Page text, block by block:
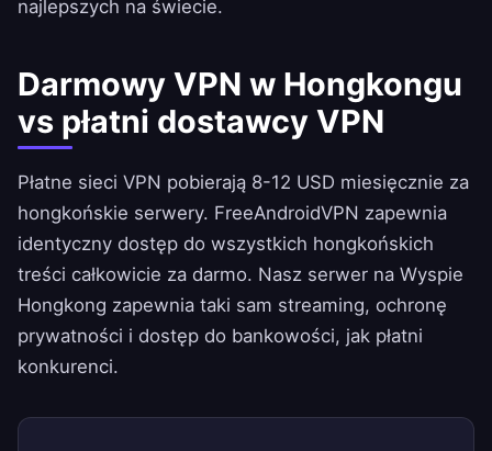
najlepszych na świecie.
Darmowy VPN w Hongkongu
vs płatni dostawcy VPN
Płatne sieci VPN pobierają 8-12 USD miesięcznie za
hongkońskie serwery. FreeAndroidVPN zapewnia
identyczny dostęp do wszystkich hongkońskich
treści całkowicie za darmo. Nasz serwer na Wyspie
Hongkong zapewnia taki sam streaming, ochronę
prywatności i dostęp do bankowości, jak płatni
konkurenci.